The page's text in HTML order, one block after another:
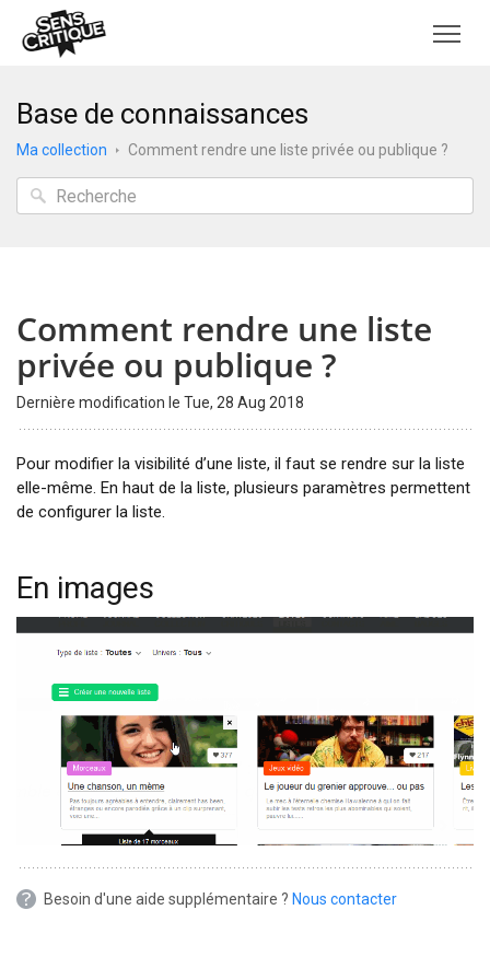
Base de connaissances
Ma collection Comment rendre une liste privée ou publique ?
Comment rendre une liste
privée ou publique ?
Dernière modification le Tue, 28 Aug 2018
Pour modifier la visibilité d’une liste, il faut se rendre sur la liste
elle-même. En haut de la liste, plusieurs paramètres permettent
de configurer la liste.
En images
Besoin d'une aide supplémentaire ? Nous contacter